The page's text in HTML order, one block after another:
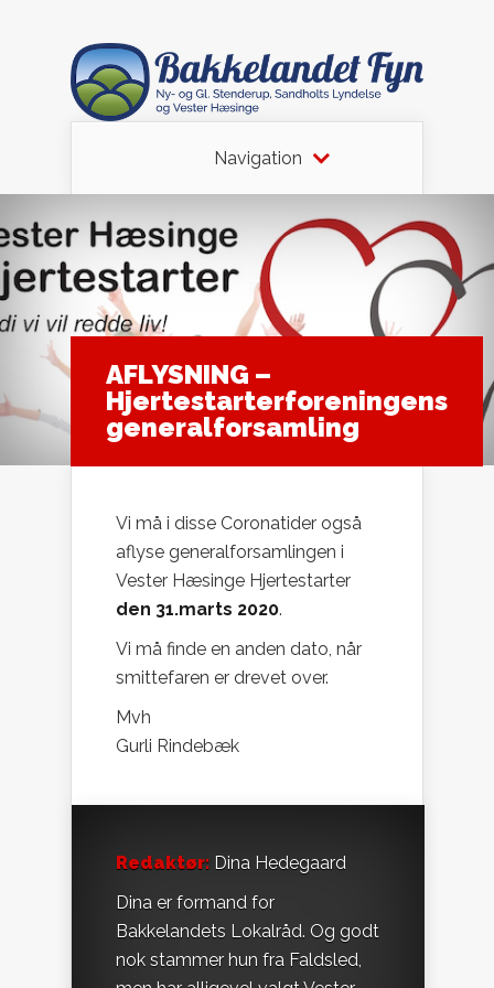
Navigation
AFLYSNING –
Hjertestarterforeningens
generalforsamling
Vi må i disse Coronatider også
aflyse generalforsamlingen i
Vester Hæsinge Hjertestarter
den 31.marts 2020.
Vi må finde en anden dato, når
smittefaren er drevet over.
Mvh
Gurli Rindebæk
Redaktør: Dina Hedegaard
Dina er formand for
Bakkelandets Lokalråd. Og godt
nok stammer hun fra Faldsled,